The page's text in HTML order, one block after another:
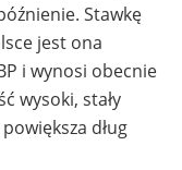
Stawkę
jest ona
i wynosi obecnie
wysoki, stały
dług